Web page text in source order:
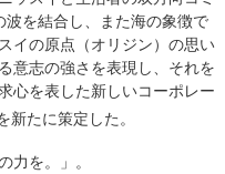
波を結合し、また海の象徴で
イの原点（オリジン）の思い
意志の強さを表現し、それを
心を表した新しいコーポレー
新たに策定した。
力を。 」。